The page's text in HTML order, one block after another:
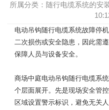
所属分类：随行电缆系统的
电动吊钩随行电缆系统故障停
二次损伤或安全隐患，因此需
保障人员与设备安全。
商场中庭电动吊钩随行电缆系
个层面展开。先是现场安全管
区域设置警示标识，避免无关